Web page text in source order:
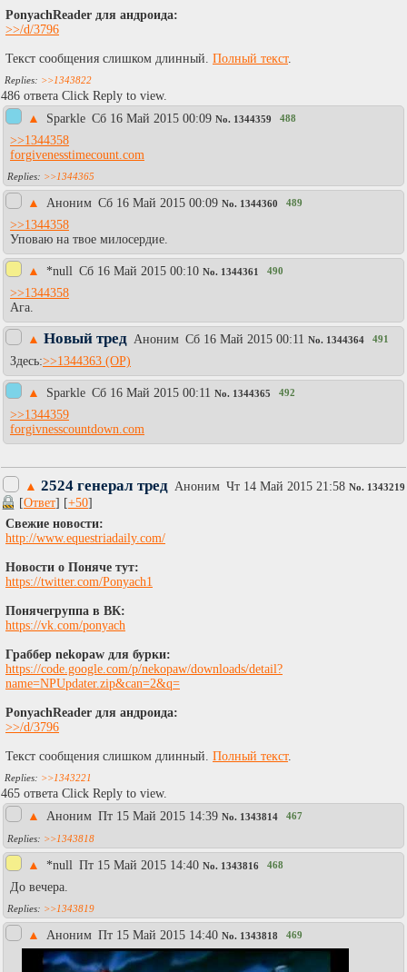
PonyachReader для андроида:
>>/d/3796
Текст сообщения слишком длинный. Полный текст.
>>1343822
486 ответа Click Reply to view.
▲
Sparkle Сб 16 Май 2015 00:09 No. 1344359 488
>>1344358
forgivenesstimecount.com
>>1344365
▲ Аноним Сб 16 Май 2015 00:09 No. 1344360 489
>>1344358
Уповаю на твое милосердие.
▲ *null Сб 16 Май 2015 00:10 No. 1344361 490
>>1344358
Ага.
▲ Новый тред Аноним Сб 16 Май 2015 00:11 No. 1344364 491
Здесь:>>1344363
▲ Sparkle Сб 16 Май 2015 00:11 No. 1344365 492
>>1344359
forgivnesscountdown.com
▲ 2524 генерал тред Аноним Чт 14 Май 2015 21:58 No. 1343219
[Ответ] [+50]
Свежие новости:
http://www.equestriadaily.com/
Новости о Поняче тут:
https://twitter.com/Ponyach1
Понячегруппа в ВК:
https://vk.com/ponyach
Граббер nekopaw для бурки:
https://code.google.com/p/nekopaw/downloads/detail?
name=NPUpdater.zip&can=2&q=
PonyachReader для андроида:
>>/d/3796
Текст сообщения слишком длинный. Полный текст.
>>1343221
465 ответа Click Reply to view.
▲
Аноним Пт 15 Май 2015 14:39 No. 1343814 467
>>1343818
▲ *null Пт 15 Май 2015 14:40 No. 1343816 468
До вечера.
>>1343819
▲ Аноним Пт 15 Май 2015 14:40 No. 1343818 469